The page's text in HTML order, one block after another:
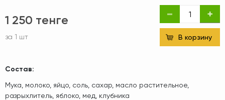
1 250 тенге
за 1 шт В корзину
Состав:
Мука, молоко, яйцо, соль, сахар, масло растительное,
разрыхлитель, яблоко, мед, клубника